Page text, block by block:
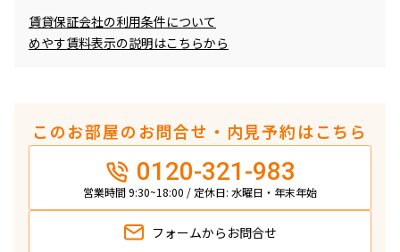
賃貸保証会社の利用条件について
めやす賃料表示の説明はこちらから
このお部屋のお問合せ・内見予約はこちら
0120-321-983
営業時間 9:30~18:00 / 定休日: 水曜日・年末年始
フォームから お問合せ